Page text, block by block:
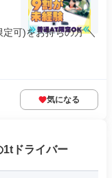
可)をお持ちの方 ＼
気になる
1tドライバー